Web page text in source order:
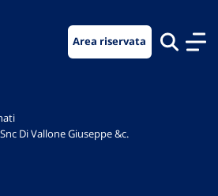
Area riservata
Di Vallone Giuseppe &c.